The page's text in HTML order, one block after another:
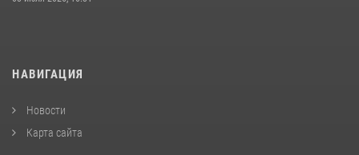
НАВИГАЦИЯ
Новости
Карта сайта